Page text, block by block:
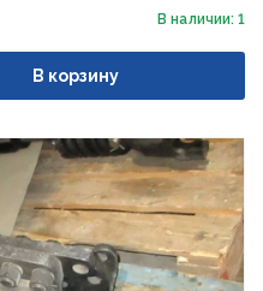
В наличии: 1
В корзину